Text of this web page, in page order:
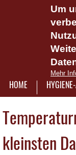
Um
Mehr
HOME
kleinsten